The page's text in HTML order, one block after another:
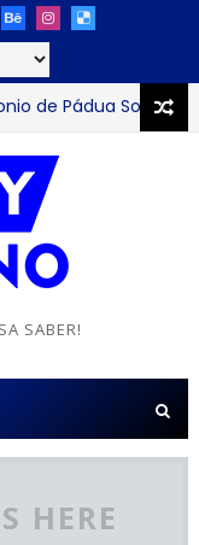
Pádua Sobrinho: o
SABER!
HERE